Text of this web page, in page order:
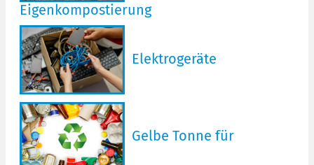
Eigenkompostierung
Elektrogeräte
Gelbe Tonne für